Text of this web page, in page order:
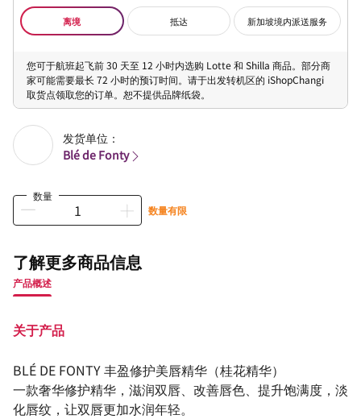
离境 抵达 新加坡境内派送服务
您可于航班起飞前 30 天至 12 小时内选购 Lotte 和 Shilla 商品。部分商
家可能需要最长 72 小时的预订时间。请于出发转机区的 iShopChangi
取货点领取您的订单。恕不提供品牌纸袋。
发货单位：
Blé de Fonty
数量
数量有限
了解更多商品信息
产品概述
关于产品
BLÉ DE FONTY 丰盈修护美唇精华（桂花精华）
一款奢华修护精华，滋润双唇、改善唇色、提升饱满度，淡
化唇纹，让双唇更加水润年轻。